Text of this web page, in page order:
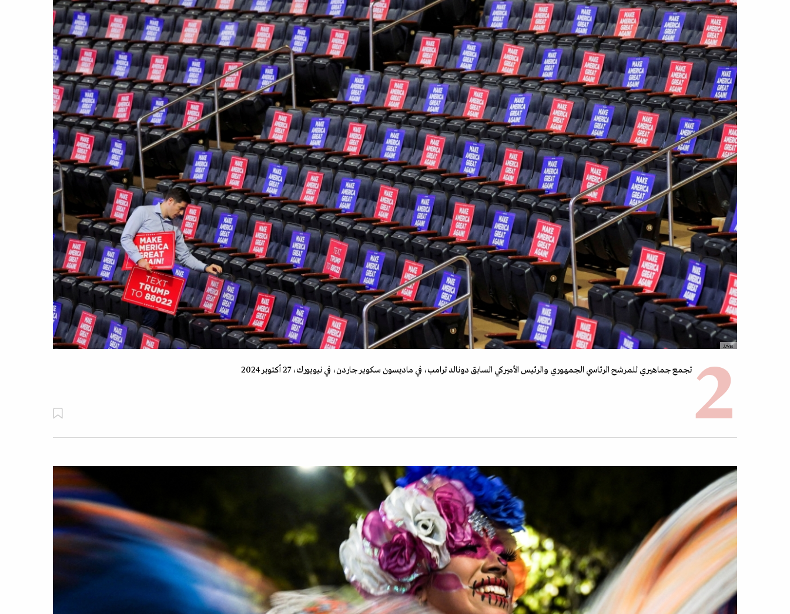
رويترز
تجمع جماهيري للمرشح الرئاسي الجمهوري والرئيس الأميركي السابق دونالد ترامب، في ماديسون سكوير جاردن، في نيويورك، 27 أكتوبر 2024